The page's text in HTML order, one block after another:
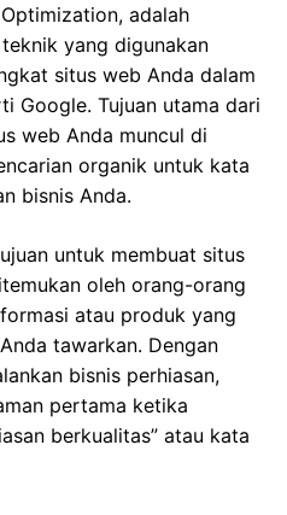
adalah
yang digunakan
situs web Anda dalam
Google. Tujuan utama dari
web Anda muncul di
organik untuk kata
bisnis Anda.
untuk membuat situs
oleh orang-orang
atau produk yang
tawarkan. Dengan
bisnis perhiasan,
pertama ketika
berkualitas” atau kata